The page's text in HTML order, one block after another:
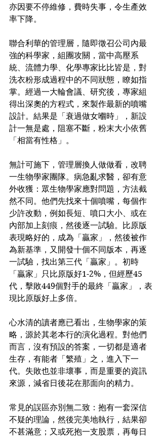
亦因要不停維修，費時失事，令生產效
率下降。
聯合利華的管理層，隨即徵召公司內最
強的科學家，組團攻關，當中高壓系
統、流體力學、化學專家比比皆是，對
洗衣粉形成過程中的不同狀態，瞭如指
掌。經過一大輪會議、研究後，專家組
得出深奧的方程式，來製作最新的噴嘴
設計。結果是「衰過做女嗰時」，新設
計一無是處，阻塞不斷，粉末大小依舊
「相當有性格」。
無計可施下，管理層換人做做看，改聘
一生物學家團隊。病急亂求醫，卻有意
外收獲：眾生物學家應對問題，方法截
然不同。他們先找來十個噴嘴，每個作
少許改動，例如長短、噴口大小、或在
內部加上刻痕，然後逐一試驗。比原版
表現略好的，成為「贏家」，然後被作
為新基準，又開發十個不同版本，再逐
一試驗，找出第三代「贏家」。初時
「贏家」只比原版好1-2%，但經歷45
代，擊敗449個對手的最終「贏家」，表
現比原版好上多倍。
心水清的讀者應已看出，生物學家的策
略，源於其老本行的演化過程。對他們
而言，沒有預設的答案，一切都是適者
生存，有能者「繁殖」之，進入下一
代。失敗也並非壞事，而是重要的資訊
來源，減省日後花在那面向的精力。
常見的誤區亦別無二致：抱有一套深信
不疑的理論，然後完美地執行，結果卻
不甚滿意；又或死抱一支股票，再每日